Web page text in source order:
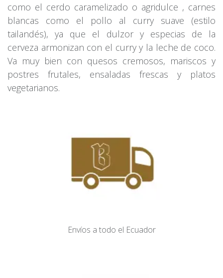
como el cerdo caramelizado o agridulce , carnes
blancas como el pollo al curry suave (estilo
tailandés), ya que el dulzor y especias de la
cerveza armonizan con el curry y la leche de coco.
Va muy bien con quesos cremosos, mariscos y
postres frutales, ensaladas frescas y platos
vegetarianos.
Envíos​ a todo el Ecuador